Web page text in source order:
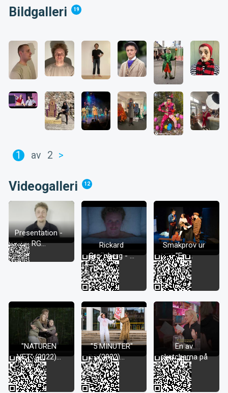
Bildgalleri 19
1 av 2 >
Videogalleri 12
Presentation -
RG...
Rickard
Gro¨nberg - ...
Smakprov ur
"En ...
"NATUREN
VET" (2022)...
"5 MINUTER"
(2022)...
En av
sketcherna på
...